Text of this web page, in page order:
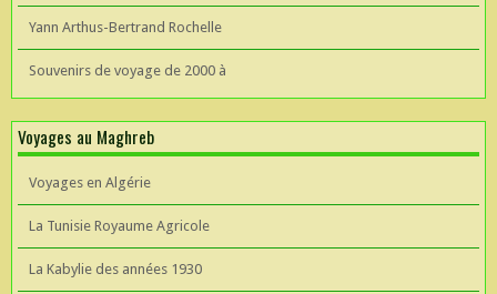
Yann Arthus-Bertrand Rochelle
Souvenirs de voyage de 2000 à
Voyages au Maghreb
Voyages en Algérie
La Tunisie Royaume Agricole
La Kabylie des années 1930